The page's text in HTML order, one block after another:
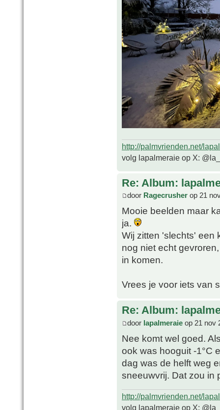
http://palmvrienden.net/
volg lapalmeraie op X:
Re: Album:
door Ragecrusher op 21
Mooie beelden maar
ja.
Wij zitten 'slechts' een
nog niet echt
in komen.
Vrees je voor iets van
Re: Album:
door lapalmeraie op 21 nov
Nee komt wel goed.
ook was hooguit -1°C
dag was de helft weg
sneeuwvrij. Dat zou in
http://palmvrienden.net/
volg lapalmeraie op X: